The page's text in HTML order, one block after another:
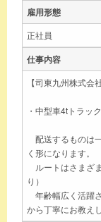
雇用形態
正社員
仕事内容
【司東九州株式会
・中型車4tトラッ
配送するものは
く形になります。
ルートはさまざ
り）
年齢幅広く活躍
から丁寧にお教え